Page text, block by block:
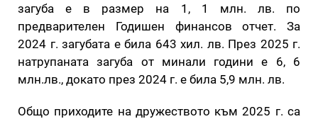
загуба е в размер на 1, 1 млн. лв. по
предварителен Годишен финансов отчет. За
2024 г. загубата е била 643 хил. лв. През 2025 г.
натрупаната загуба от минали години е 6, 6
млн.лв., докато през 2024 г. е била 5,9 млн. лв.
Общо приходите на дружеството към 2025 г. са